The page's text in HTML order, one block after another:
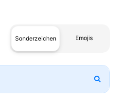
Sonderzeichen Emojis